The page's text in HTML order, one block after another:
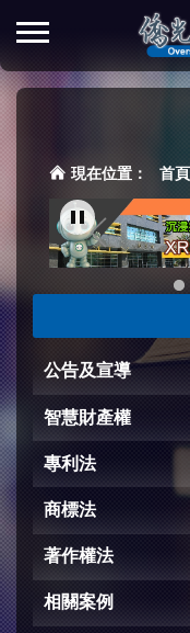
首頁
公告及宣導
智慧財產權
專利法
商標法
著作權法
相關案例